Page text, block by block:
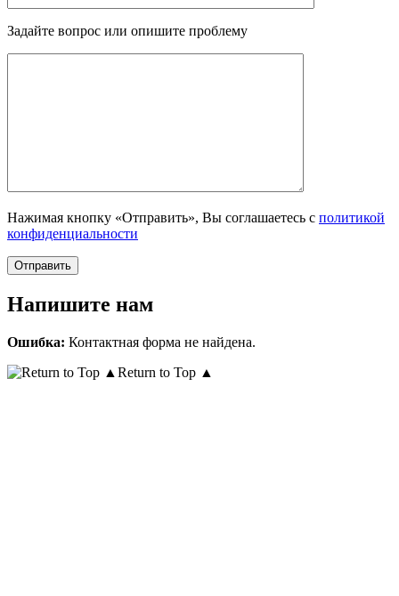
Задайте вопрос или опишите проблему
Нажимая кнопку «Отправить», Вы соглашаетесь с политикой
конфиденциальности
Напишите нам
Ошибка: Контактная форма не найдена.
Return to Top ▲